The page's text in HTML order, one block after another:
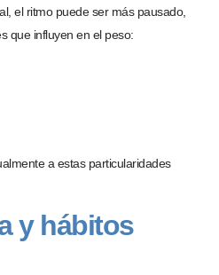
, el ritmo puede ser más pausado,
que influyen en el peso:
a estas particularidades
y hábitos